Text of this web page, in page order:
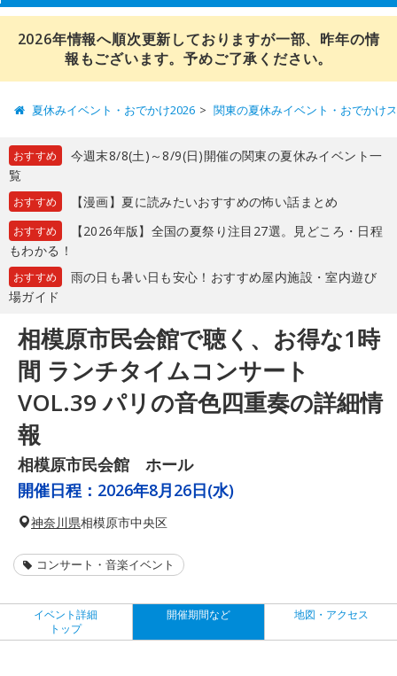
2026年情報へ順次更新しておりますが一部、昨年の情
報もございます。予めご了承ください。
夏休みイベント・おでかけ2026 関東の夏休みイベント・おでかけ
おすすめ
今週末8/8(土)～8/9(日)開催の関東の夏休みイベント一
覧
おすすめ 【漫画】夏に読みたいおすすめの怖い話まとめ
おすすめ
【2026年版】全国の夏祭り注目27選。見どころ・日程
もわかる！
おすすめ
雨の日も暑い日も安心！おすすめ屋内施設・室内遊び
場ガイド
相模原市民会館で聴く、お得な1時
間 ランチタイムコンサート
VOL.39 パリの音色四重奏の詳細情
報
相模原市民会館 ホール
開催日程： 2026年8月26日(水)
神奈川県相模原市中央区
コンサート・音楽イベント
イベント詳細
トップ
開催期間など 地図・アクセス